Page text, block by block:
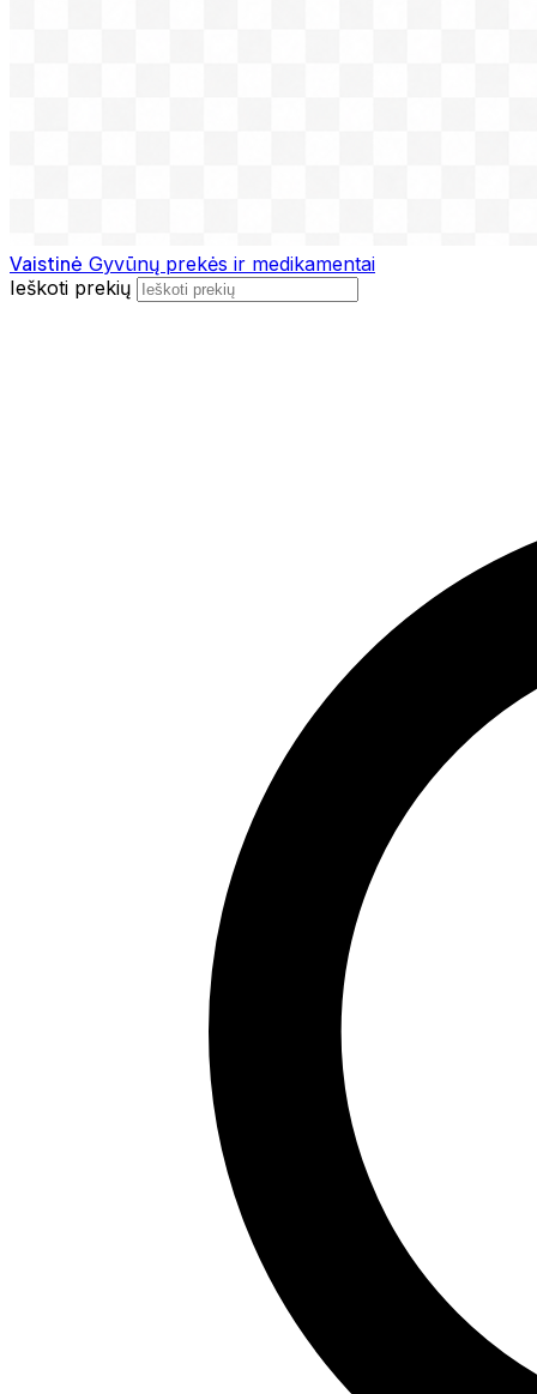
Vaistinė Gyvūnų prekės ir medikamentai
Ieškoti prekių